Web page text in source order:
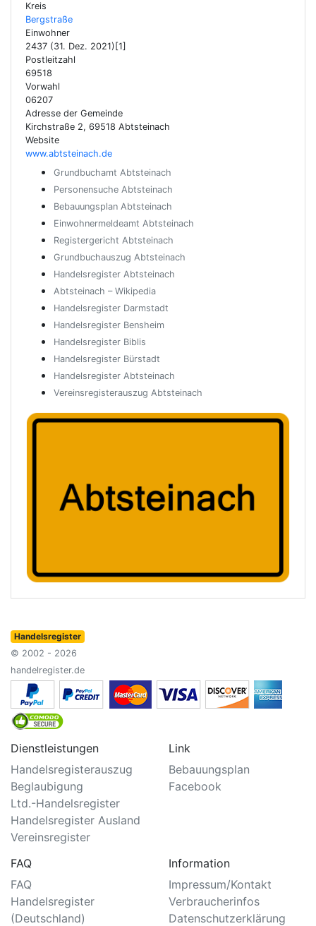
Kreis
Bergstraße
Einwohner
2437 (31. Dez. 2021)[1]
Postleitzahl
69518
Vorwahl
06207
Adresse der Gemeinde
Kirchstraße 2, 69518 Abtsteinach
Website
www.abtsteinach.de
Grundbuchamt Abtsteinach
Personensuche Abtsteinach
Bebauungsplan Abtsteinach
Einwohnermeldeamt Abtsteinach
Registergericht Abtsteinach
Grundbuchauszug Abtsteinach
Handelsregister Abtsteinach
Abtsteinach – Wikipedia
Handelsregister Darmstadt
Handelsregister Bensheim
Handelsregister Biblis
Handelsregister Bürstadt
Handelsregister Abtsteinach
Vereinsregisterauszug Abtsteinach
Handelsregister
© 2002 - 2026
handelregister.de
Dienstleistungen
Handelsregisterauszug
Beglaubigung
Ltd.-Handelsregister
Handelsregister Ausland
Vereinsregister
Link
Bebauungsplan
Facebook
FAQ
FAQ
Handelsregister
(Deutschland)
Information
Impressum/Kontakt
Verbraucherinfos
Datenschutzerklärung